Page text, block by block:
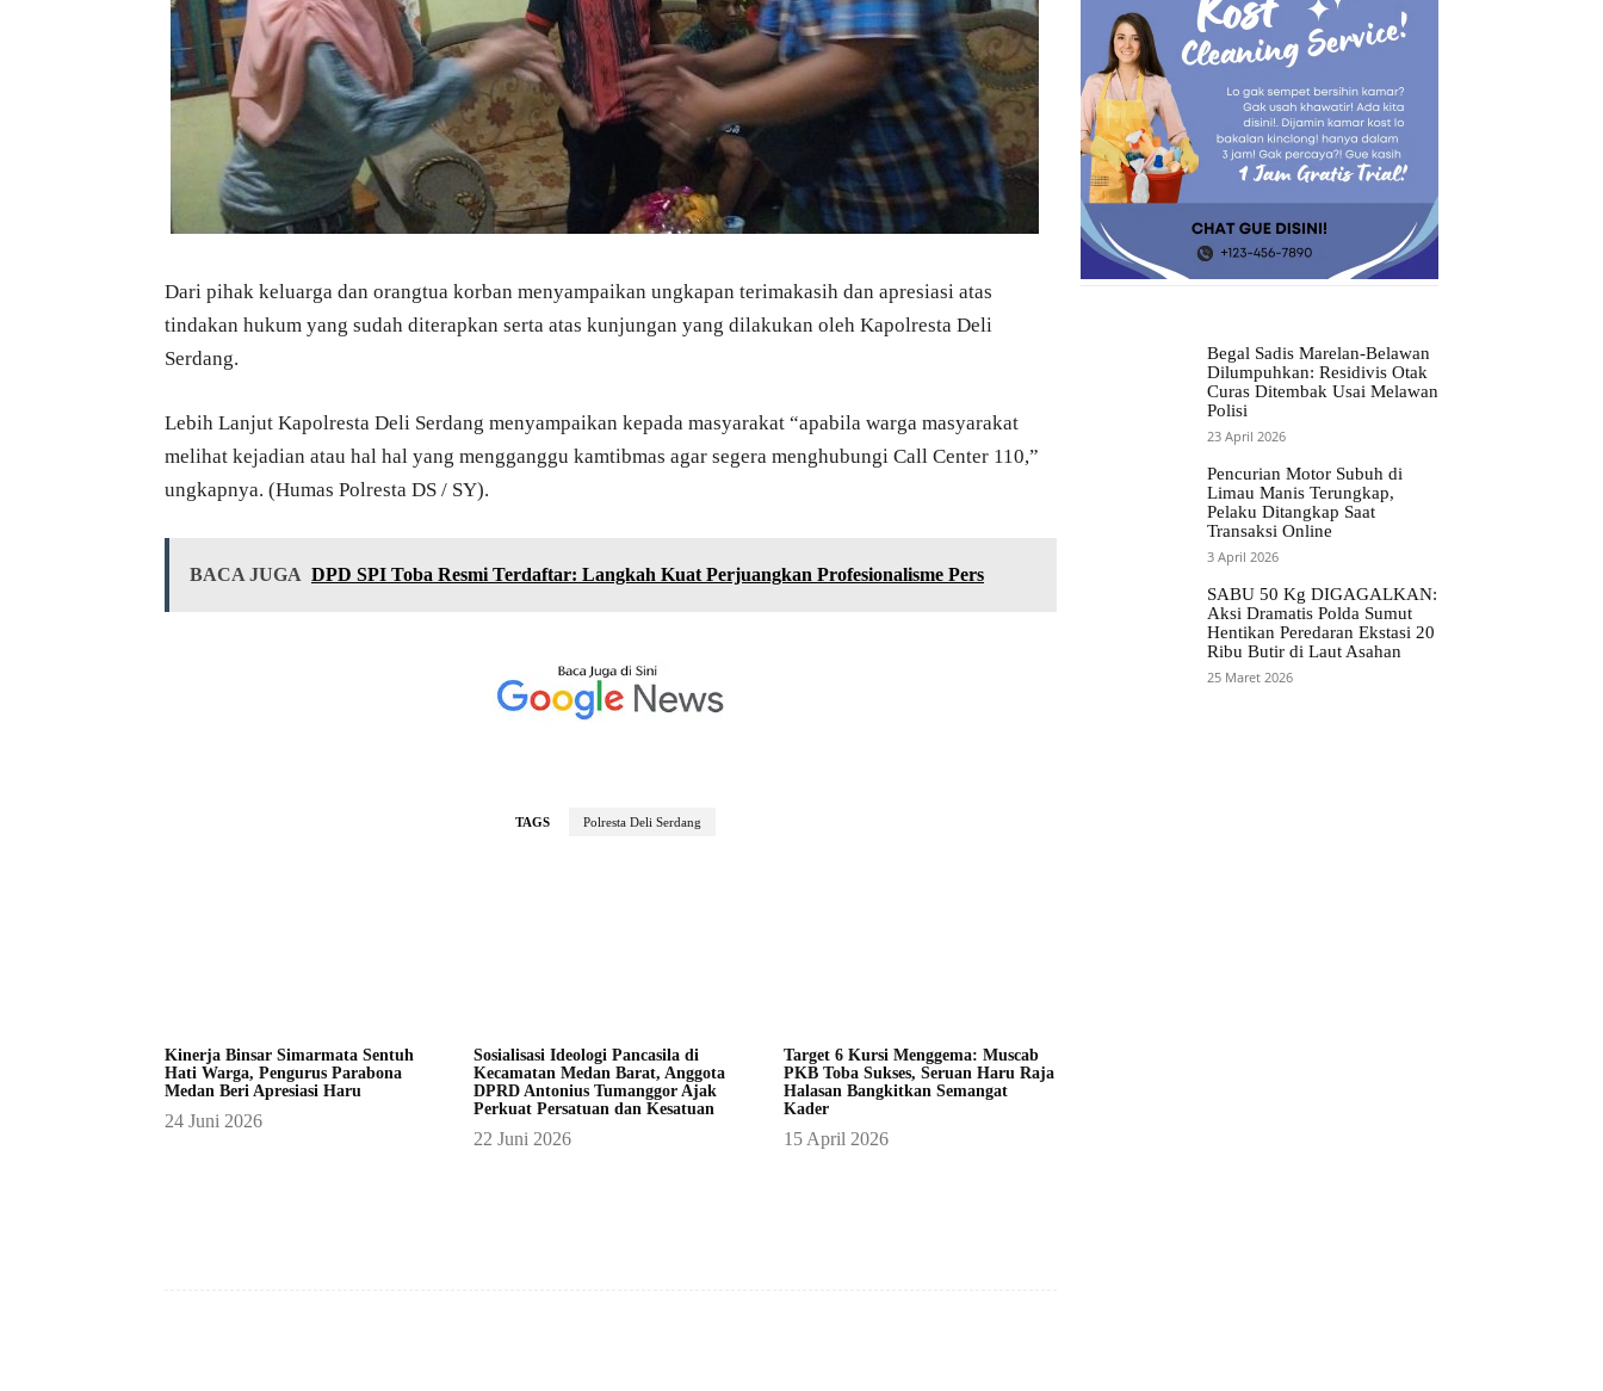
Dari pihak keluarga dan orangtua korban menyampaikan ungkapan terimakasih dan apresiasi atas
tindakan hukum yang sudah diterapkan serta atas kunjungan yang dilakukan oleh Kapolresta Deli
Serdang.
Lebih Lanjut Kapolresta Deli Serdang menyampaikan kepada masyarakat “apabila warga masyarakat
melihat kejadian atau hal hal yang mengganggu kamtibmas agar segera menghubungi Call Center 110,”
ungkapnya. (Humas Polresta DS / SY).
BACA JUGA DPD SPI Toba Resmi Terdaftar: Langkah Kuat Perjuangkan Profesionalisme Pers
TAGS Polresta Deli Serdang
Kinerja Binsar Simarmata Sentuh
Hati Warga, Pengurus Parabona
Medan Beri Apresiasi Haru
24 Juni 2026
Sosialisasi Ideologi Pancasila di
Kecamatan Medan Barat, Anggota
DPRD Antonius Tumanggor Ajak
Perkuat Persatuan dan Kesatuan
22 Juni 2026
Target 6 Kursi Menggema: Muscab
PKB Toba Sukses, Seruan Haru Raja
Halasan Bangkitkan Semangat
Kader
15 April 2026
Begal Sadis Marelan-Belawan
Dilumpuhkan: Residivis Otak
Curas Ditembak Usai Melawan
Polisi
23 April 2026
Pencurian Motor Subuh di
Limau Manis Terungkap,
Pelaku Ditangkap Saat
Transaksi Online
3 April 2026
SABU 50 Kg DIGAGALKAN:
Aksi Dramatis Polda Sumut
Hentikan Peredaran Ekstasi 20
Ribu Butir di Laut Asahan
25 Maret 2026